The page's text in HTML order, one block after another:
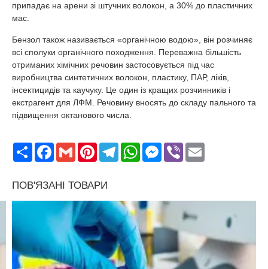
припадає на арени зі штучних волокон, а 30% до пластичних
мас.
Бензол також називається «органічною водою», він розчиняє
всі сполуки органічного походження. Переважна більшість
отриманих хімічних речовин застосовується під час
виробництва синтетичних волокон, пластику, ПАР, ліків,
інсектицидів та каучуку. Це один із кращих розчинників і
екстрагент для ЛФМ. Речовину вносять до складу пального та
підвищення октанового числа.
ПоширитиFacebook
Gmail PinterestTelegramWhatsAppMessenger
Viber
ПОВ'ЯЗАНІ ТОВАРИ